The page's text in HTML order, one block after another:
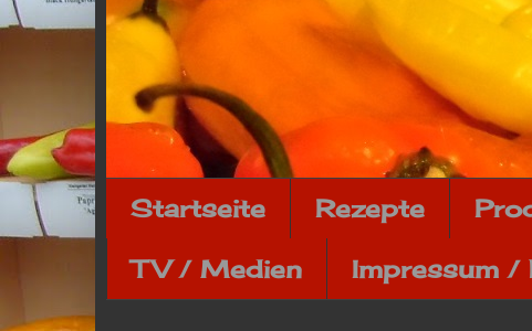
Startseite Rezepte
TV / Medien Impressum /